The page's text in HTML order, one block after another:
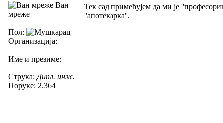
Ван
мреже
Пол:
Организација:
Име и презиме:
Струка: Дипл. инж.
Поруке: 2.364
Тек сад примећујем да ми је
''апотекарка''.